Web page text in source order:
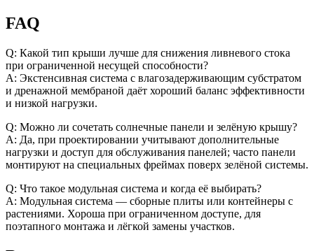
FAQ
Q: Какой тип крыши лучше для снижения ливневого стока
при ограниченной несущей способности?
A: Экстенсивная система с влагозадерживающим субстратом
и дренажной мембраной даёт хороший баланс эффективности
и низкой нагрузки.
Q: Можно ли сочетать солнечные панели и зелёную крышу?
A: Да, при проектировании учитывают дополнительные
нагрузки и доступ для обслуживания панелей; часто панели
монтируют на специальных фреймах поверх зелёной системы.
Q: Что такое модульная система и когда её выбирать?
A: Модульная система — сборные плиты или контейнеры с
растениями. Хороша при ограниченном доступе, для
поэтапного монтажа и лёгкой замены участков.